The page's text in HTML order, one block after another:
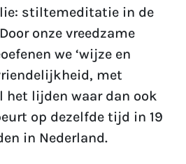
stiltemeditatie in de
onze vreedzame
we ‘wijze en
met
het lijden waar dan ook
op dezelfde tijd in 19
in Nederland.